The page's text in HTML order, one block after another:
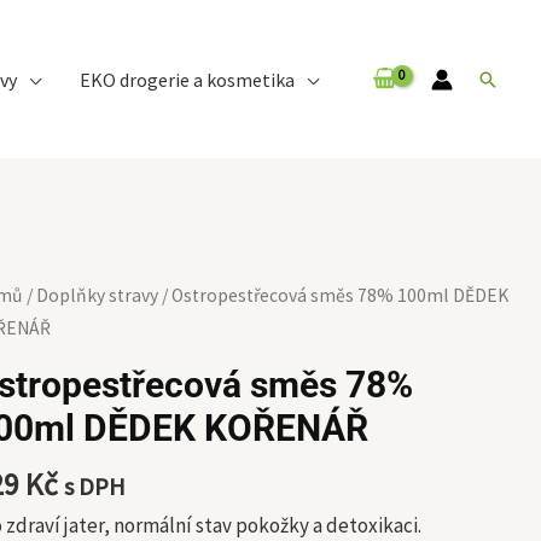
EKO drogerie a kosmetika Hledat
/ Doplňky stravy/ Ostropestřecová směs 78% 100ml DĚDEK
směs 78%
DĚDEK KOŘENÁŘ
Kčs DPH
zdraví jater, normální stav pokožky a detoxikaci.